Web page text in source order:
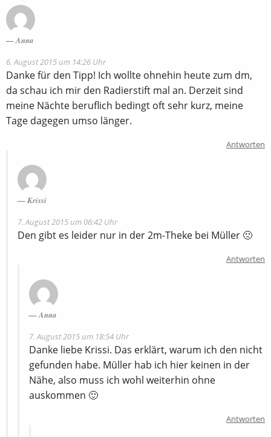
Anna
6. August 2015 um 14:26 Uhr
Danke für den Tipp! Ich wollte ohnehin heute zum dm,
da schau ich mir den Radierstift mal an. Derzeit sind
meine Nächte beruflich bedingt oft sehr kurz, meine
Tage dagegen umso länger.
Antworten
Krissi
7. August 2015 um 06:42 Uhr
Den gibt es leider nur in der 2m-Theke bei Müller 🙁
Antworten
Anna
7. August 2015 um 18:54 Uhr
Danke liebe Krissi. Das erklärt, warum ich den nicht
gefunden habe. Müller hab ich hier keinen in der
Nähe, also muss ich wohl weiterhin ohne
auskommen 🙂
Antworten